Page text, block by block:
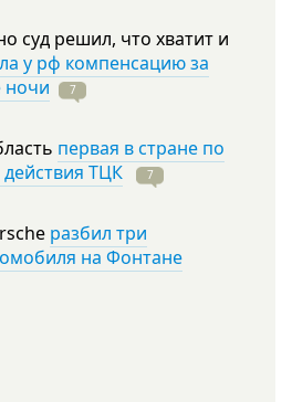
суд решил, что хватит и
у рф компенсацию за
ночи
7
первая в стране по
ТЦК
7
разбил три
на Фонтане